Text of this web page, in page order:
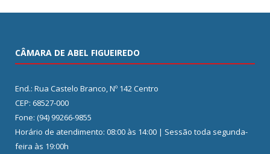
CÂMARA DE ABEL FIGUEIREDO
End.: Rua Castelo Branco, Nº 142 Centro
CEP: 68527-000
Fone: (94) 99266-9855
Horário de atendimento: 08:00 às 14:00 | Sessão toda segunda-
feira às 19:00h